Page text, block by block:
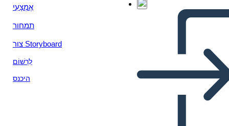
אֶמְצָעִי
תמחור
צור Storyboard
לִרְשׁוֹם
היכנס